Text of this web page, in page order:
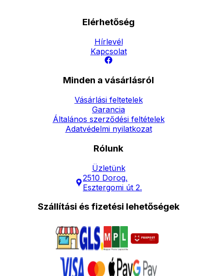
Elérhetőség
Hírlevél
Kapcsolat
Minden a vásárlásról
Vásárlási feltetelek
Garancia
Általános szerződési feltételek
Adatvédelmi nyilatkozat
Rólunk
Üzletünk
2510 Dorog,
Esztergomi út 2.
Szállítási és fizetési lehetőségek